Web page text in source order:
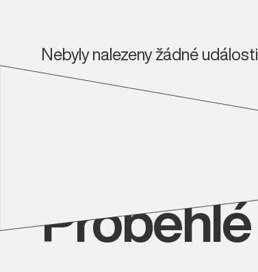
Nebyly nalezeny žádné události
Proběhlé